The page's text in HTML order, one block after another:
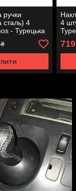
ручки
сталь) 4
- Турецька
Vito
років.
4
Vito
719